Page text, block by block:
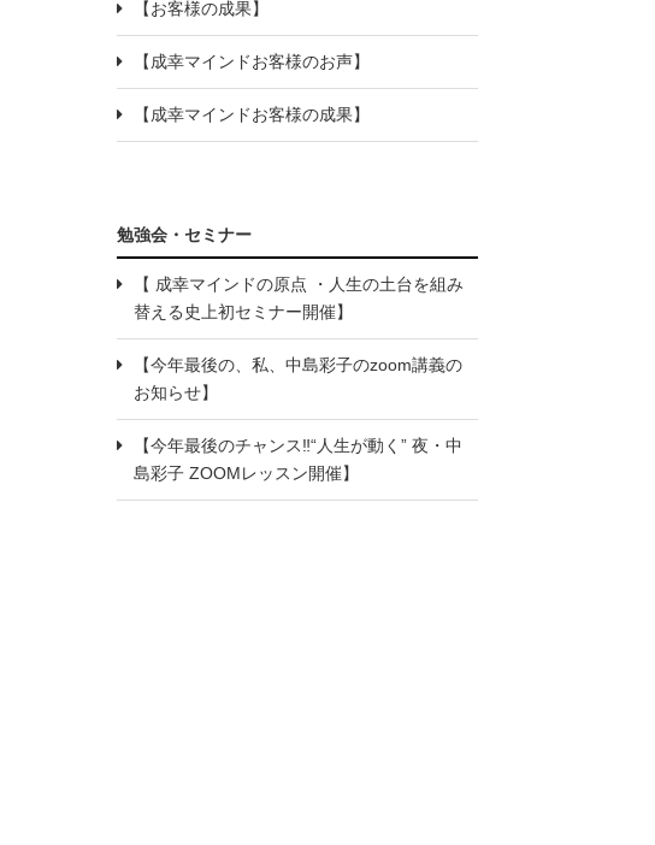
【お客様の成果】
【成幸マインドお客様のお声】
【成幸マインドお客様の成果】
勉強会・セミナー
【 成幸マインドの原点 ・人生の土台を組み
替える史上初セミナー開催】
【今年最後の、私、中島彩子のzoom講義の
お知らせ】
【今年最後のチャンス‼“人生が動く” 夜・中
島彩子 ZOOMレッスン開催】